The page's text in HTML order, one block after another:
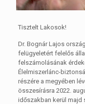
Tisztelt Lakosok!
Dr. Bognár Lajos
felügyeletért felelős
felszámolásának
Élelmiszerlánc-
részére a megyében
összesírásra 2022.
időszakban kerül majd